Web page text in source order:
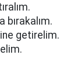
bırakalım.
getirelim.